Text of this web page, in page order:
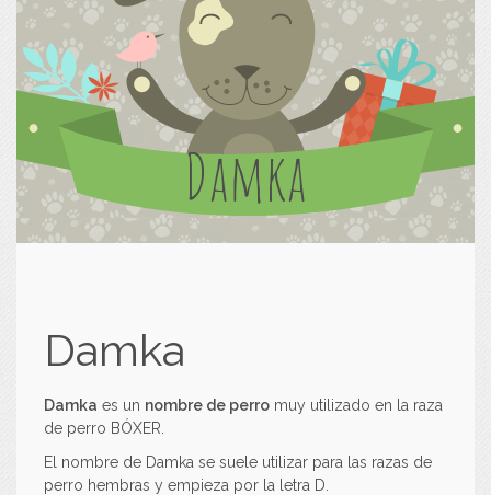
Damka
Damka
Damka es un nombre de perro muy utilizado en la raza
de perro BÓXER.
El nombre de Damka se suele utilizar para las razas de
perro hembras y empieza por la letra D.